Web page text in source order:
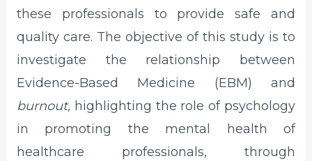
these professionals to provide safe and
quality care. The objective of this study is to
investigate the relationship between
Evidence-Based Medicine (EBM) and
burnout, highlighting the role of psychology
in promoting the mental health of
healthcare professionals, through